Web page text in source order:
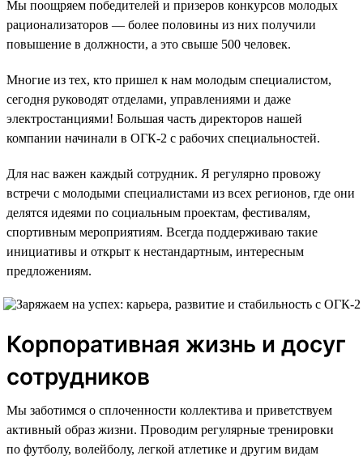
Мы поощряем победителей и призеров конкурсов молодых
рационализаторов — более половины из них получили
повышение в должности, а это свыше 500 человек.
Многие из тех, кто пришел к нам молодым специалистом,
сегодня руководят отделами, управлениями и даже
электростанциями! Большая часть директоров нашей
компании начинали в ОГК-2 с рабочих специальностей.
Для нас важен каждый сотрудник. Я регулярно провожу
встречи с молодыми специалистами из всех регионов, где они
делятся идеями по социальным проектам, фестивалям,
спортивным мероприятиям. Всегда поддерживаю такие
инициативы и открыт к нестандартным, интересным
предложениям.
Корпоративная жизнь и досуг
сотрудников
Мы заботимся о сплоченности коллектива и приветствуем
активный образ жизни. Проводим регулярные тренировки
по футболу, волейболу, легкой атлетике и другим видам